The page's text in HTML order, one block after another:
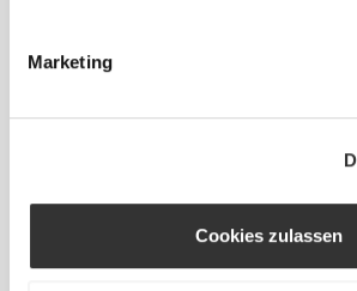
Marketing
Cookies zulassen